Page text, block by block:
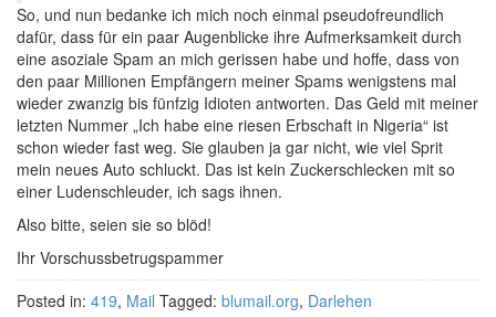
So, und nun bedanke ich mich noch einmal pseudofreundlich
dafür, dass für ein paar Augenblicke ihre Aufmerksamkeit durch
eine asoziale Spam an mich gerissen habe und hoffe, dass von
den paar Millionen Empfängern meiner Spams wenigstens mal
wieder zwanzig bis fünfzig Idioten antworten. Das Geld mit meiner
letzten Nummer „Ich habe eine riesen Erbschaft in Nigeria“ ist
schon wieder fast weg. Sie glauben ja gar nicht, wie viel Sprit
mein neues Auto schluckt. Das ist kein Zuckerschlecken mit so
einer Ludenschleuder, ich sags ihnen.
Also bitte, seien sie so blöd!
Ihr Vorschussbetrugspammer
Posted in: 419, Mail Tagged: blumail.org, Darlehen